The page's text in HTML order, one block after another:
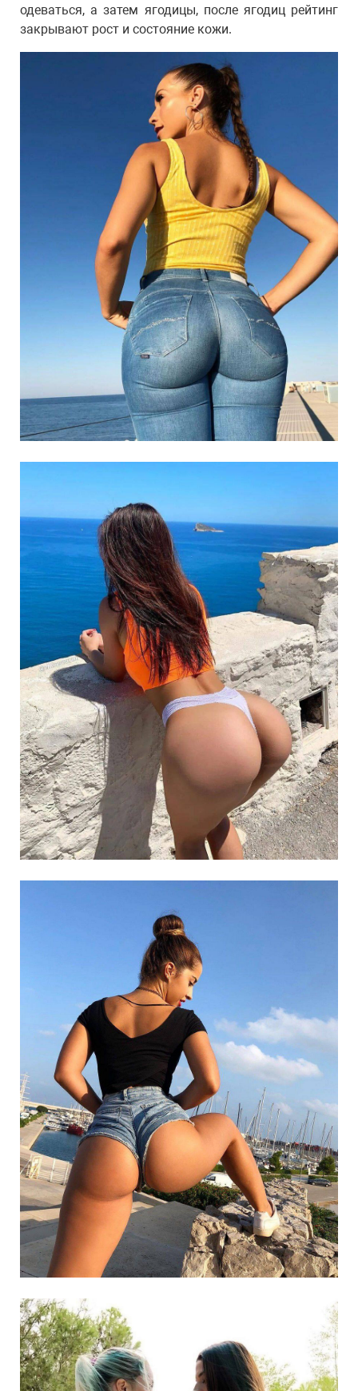
одеваться, а затем ягодицы, после ягодиц рейтинг
закрывают рост и состояние кожи.